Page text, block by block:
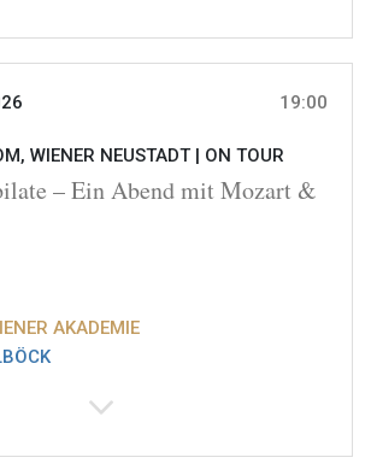
19:00
WIENER NEUSTADT | ON TOUR
– Ein Abend mit Mozart &
AKADEMIE